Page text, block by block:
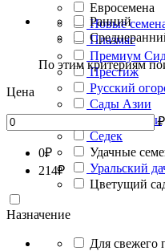
Евросемена
Новые
Плазмас
Премиум
Престиж
Русский
Сады Азии
Сады России
Седек
Удачные
Уральский
Цветущий
Ранний
По этим критериям
Цена
₽
0₽
214₽
Назначение
Для свежего